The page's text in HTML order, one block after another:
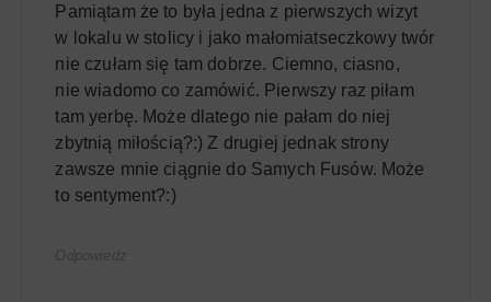
Pamiątam że to była jedna z pierwszych wizyt
w lokalu w stolicy i jako małomiatseczkowy twór
nie czułam się tam dobrze. Ciemno, ciasno,
nie wiadomo co zamówić. Pierwszy raz piłam
tam yerbę. Może dlatego nie pałam do niej
zbytnią miłością?:) Z drugiej jednak strony
zawsze mnie ciągnie do Samych Fusów. Może
to sentyment?:)